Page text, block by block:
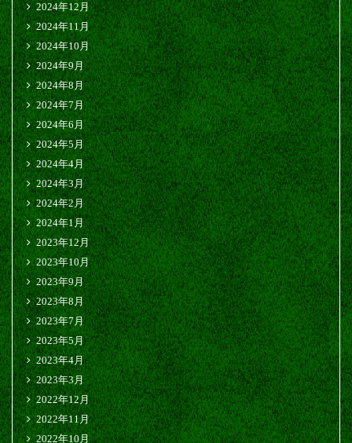
2024年12月
2024年11月
2024年10月
2024年9月
2024年8月
2024年7月
2024年6月
2024年5月
2024年4月
2024年3月
2024年2月
2024年1月
2023年12月
2023年10月
2023年9月
2023年8月
2023年7月
2023年5月
2023年4月
2023年3月
2022年12月
2022年11月
2022年10月